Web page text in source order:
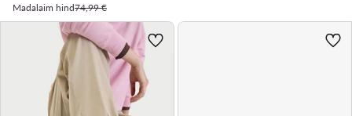
Madalaim hind74,99 €